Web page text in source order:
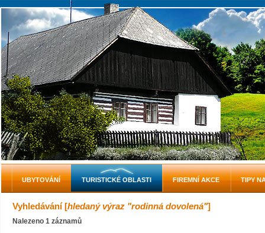
Vyhledávání [hledaný výraz "rodinná dovolená"]
Nalezeno 1 záznamů
UBYTOVÁNÍ TURISTICKÉ OBLASTI FIREMNÍ AKCE TIPY